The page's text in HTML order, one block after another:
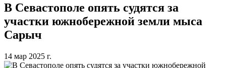
В Севастополе опять судятся за
участки южнобережной земли мыса
Сарыч
14 мар 2025 г.